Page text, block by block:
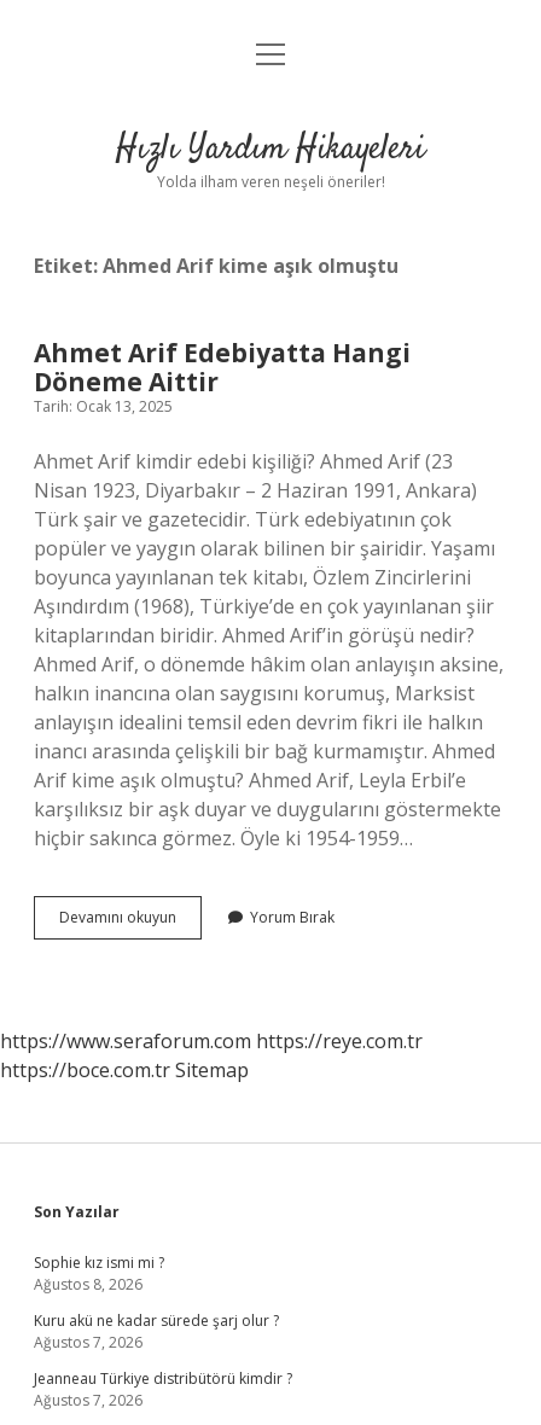
Anasayfa
Yasal Uyarı
menüyü
Hızlı Yardım Hikayeleri
Yolda ilham veren neşeli öneriler!
Etiket:Ahmed Arif kime aşık olmuştu
Ahmet Arif Edebiyatta Hangi
Döneme Aittir
Tarih: Ocak 13, 2025
Ahmet Arif kimdir edebi kişiliği? Ahmed Arif (23
Nisan 1923, Diyarbakır – 2 Haziran 1991, Ankara)
Türk şair ve gazetecidir. Türk edebiyatının çok
popüler ve yaygın olarak bilinen bir şairidir. Yaşamı
boyunca yayınlanan tek kitabı, Özlem Zincirlerini
Aşındırdım (1968), Türkiye’de en çok yayınlanan şiir
kitaplarından biridir. Ahmed Arif’in görüşü nedir?
Ahmed Arif, o dönemde hâkim olan anlayışın aksine,
halkın inancına olan saygısını korumuş, Marksist
anlayışın idealini temsil eden devrim fikri ile halkın
inancı arasında çelişkili bir bağ kurmamıştır. Ahmed
Arif kime aşık olmuştu? Ahmed Arif, Leyla Erbil’e
karşılıksız bir aşk duyar ve duygularını göstermekte
hiçbir sakınca görmez. Öyle ki 1954-1959…
Devamını okuyun
Arif
Yorum Bırak
https://www.seraforum.com https://reye.com.tr
https://boce.com.trSitemap
Sidebar
Son Yazılar
Sophie kız ismi mi ?
Ağustos 8, 2026
Kuru akü ne kadar sürede şarj olur ?
Ağustos 7, 2026
Jeanneau Türkiye distribütörü kimdir ?
Ağustos 7, 2026